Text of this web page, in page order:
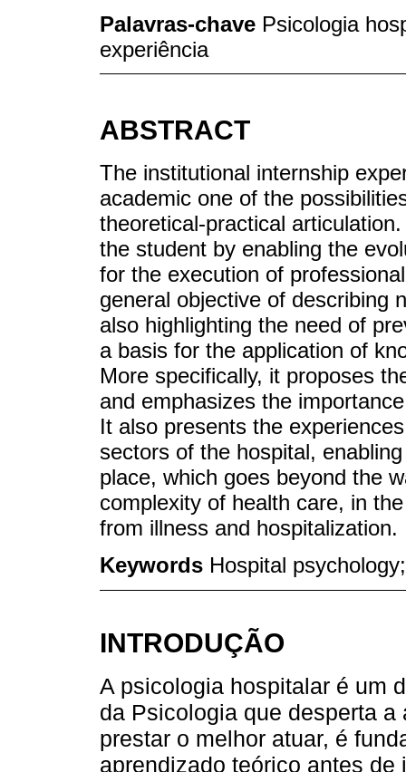
Palavras-chave Psicologia
experiência
ABSTRACT
The institutional internship
academic one of the
theoretical-practical
the student by enabling the
for the execution of
general objective of describing
also highlighting the need of
a basis for the application of
More specifically, it proposes
and emphasizes the
It also presents the
sectors of the hospital,
place, which goes beyond the
complexity of health care, in
from illness and hospitalization.
Keywords Hospital
INTRODUÇÃO
A psicologia hospitalar é um
da Psicologia que desperta
prestar o melhor atuar, é
aprendizado teórico antes